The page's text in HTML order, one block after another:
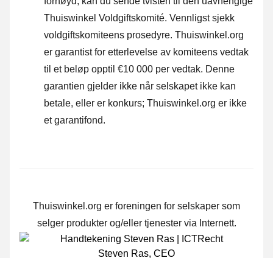
Thuiswinkel Voldgiftskomité. Vennligst sjekk
voldgiftskomiteens prosedyre. Thuiswinkel.org
er garantist for etterlevelse av komiteens vedtak
til et beløp opptil €10 000 per vedtak. Denne
garantien gjelder ikke når selskapet ikke kan
betale, eller er konkurs; Thuiswinkel.org er ikke
et garantifond.
Thuiswinkel.org er foreningen for selskaper som
selger produkter og/eller tjenester via Internett.
Steven Ras, CEO